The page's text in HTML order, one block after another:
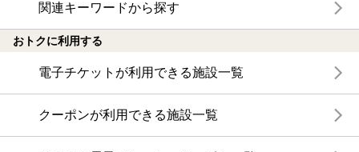
関連キーワードから探す
おトクに利用する
電子チケットが利用できる施設一覧
クーポンが利用できる施設一覧